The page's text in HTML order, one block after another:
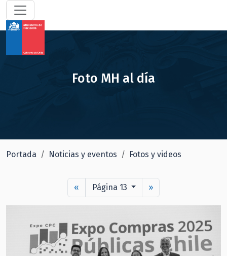
Foto MH al día
Portada Noticias y eventos Fotos y videos
« Página 13 »